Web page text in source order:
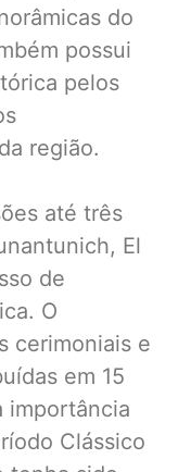
do
possui
pelos
região.
até três
El
de
O
cerimoniais e
em 15
importância
Clássico